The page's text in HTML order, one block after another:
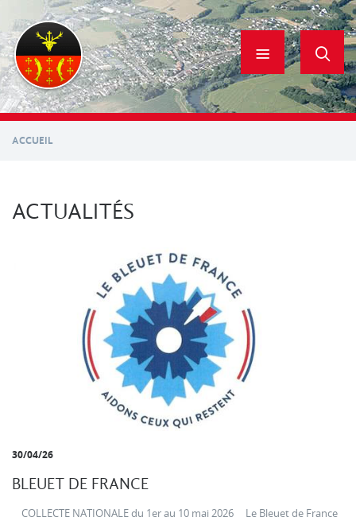
contenu
principal
ACCUEIL
ACTUALITÉS
30/04/26
BLEUET DE FRANCE
COLLECTE NATIONALE du 1er au 10 mai 2026 Le Bleuet de France